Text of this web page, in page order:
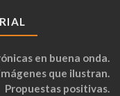
en buena onda.
que ilustran.
Propuestas positivas.